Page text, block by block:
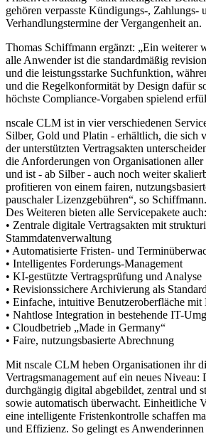
gehören verpasste Kündigungs-, Zahlungs-
Verhandlungstermine der Vergangenheit an.
Thomas Schiffmann ergänzt: „Ein weiterer
alle Anwender ist die standardmäßig
und die leistungsstarke Suchfunktion,
und die Regelkonformität by Design dafür
höchste Compliance-Vorgaben spielend
nscale CLM ist in vier verschiedenen
Silber, Gold und Platin - erhältlich, die sich
der unterstützten Vertragsakten
die Anforderungen von Organisationen
und ist - ab Silber - auch noch weiter
profitieren von einem fairen,
pauschaler Lizenzgebühren“, so Schiffmann.
Des Weiteren bieten alle Servicepakete auch:
• Zentrale digitale Vertragsakten mit
Stammdatenverwaltung
• Automatisierte Fristen- und
• Intelligentes Forderungs-Management
• KI-gestützte Vertragsprüfung und Analyse
• Revisionssichere Archivierung als Standard
• Einfache, intuitive Benutzeroberfläche
• Nahtlose Integration in bestehende IT-
• Cloudbetrieb „Made in Germany“
• Faire, nutzungsbasierte Abrechnung
Mit nscale CLM heben Organisationen ihr
Vertragsmanagement auf ein neues Niveau:
durchgängig digital abgebildet, zentral und
sowie automatisch überwacht. Einheitliche
eine intelligente Fristenkontrolle schaffen
und Effizienz. So gelingt es